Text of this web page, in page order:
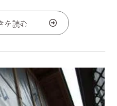
を読む